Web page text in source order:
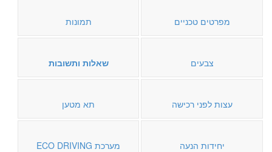
מפרטים טכניים תמונות
צבעים שאלות ותשובות
עצות לפני רכישה תא מטען
יחידות הנעה מערכת ECO DRIVING